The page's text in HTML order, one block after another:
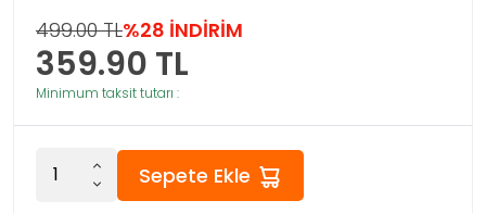
499.00 TL%28 İNDİRİM
359.90 TL
Minimum taksit tutarı :
Sepete Ekle